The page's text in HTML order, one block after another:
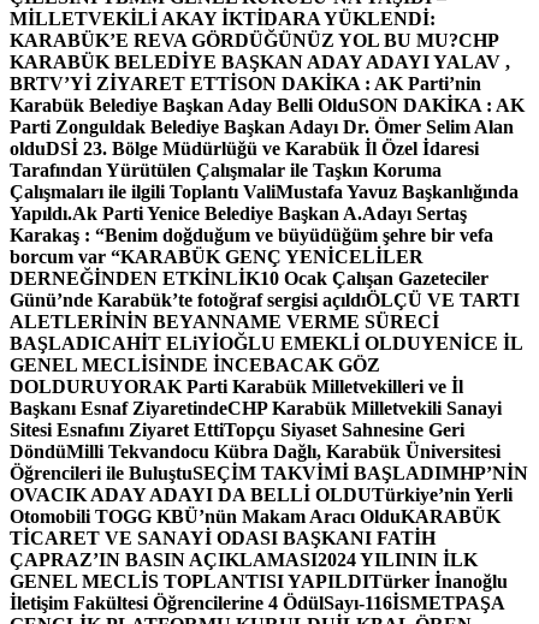
MİLLETVEKİLİ AKAY İKTİDARA YÜKLENDİ:
KARABÜK’E REVA GÖRDÜĞÜNÜZ YOL BU MU?CHP
KARABÜK BELEDİYE BAŞKAN ADAY ADAYI YALAV ,
BRTV’Yİ ZİYARET ETTİSON DAKİKA : AK Parti’nin
Karabük Belediye Başkan Aday Belli OlduSON DAKİKA : AK
Parti Zonguldak Belediye Başkan Adayı Dr. Ömer Selim Alan
olduDSİ 23. Bölge Müdürlüğü ve Karabük İl Özel İdaresi
Tarafından Yürütülen Çalışmalar ile Taşkın Koruma
Çalışmaları ile ilgili Toplantı ValiMustafa Yavuz Başkanlığında
Yapıldı.Ak Parti Yenice Belediye Başkan A.Adayı Sertaş
Karakaş : “Benim doğduğum ve büyüdüğüm şehre bir vefa
borcum var “KARABÜK GENÇ YENİCELİLER
DERNEĞİNDEN ETKİNLİK10 Ocak Çalışan Gazeteciler
Günü’nde Karabük’te fotoğraf sergisi açıldıÖLÇÜ VE TARTI
ALETLERİNİN BEYANNAME VERME SÜRECİ
BAŞLADICAHİT ELiYİOĞLU EMEKLİ OLDUYENİCE İL
GENEL MECLİSİNDE İNCEBACAK GÖZ
DOLDURUYORAK Parti Karabük Milletvekilleri ve İl
Başkanı Esnaf ZiyaretindeCHP Karabük Milletvekili Sanayi
Sitesi Esnafını Ziyaret EttiTopçu Siyaset Sahnesine Geri
DöndüMilli Tekvandocu Kübra Dağlı, Karabük Üniversitesi
Öğrencileri ile BuluştuSEÇİM TAKVİMİ BAŞLADIMHP’NİN
OVACIK ADAY ADAYI DA BELLİ OLDUTürkiye’nin Yerli
Otomobili TOGG KBÜ’nün Makam Aracı OlduKARABÜK
TİCARET VE SANAYİ ODASI BAŞKANI FATİH
ÇAPRAZ’IN BASIN AÇIKLAMASI2024 YILININ İLK
GENEL MECLİS TOPLANTISI YAPILDITürker İnanoğlu
İletişim Fakültesi Öğrencilerine 4 ÖdülSayı-116İSMETPAŞA